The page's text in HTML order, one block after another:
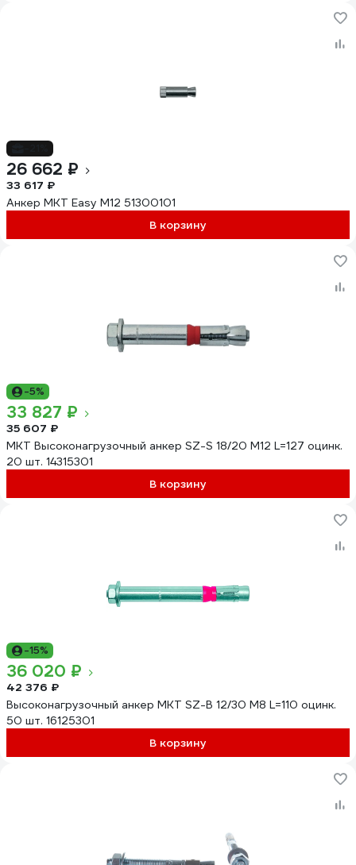
26 662 ₽
33 617 ₽
Aнкер MKT Easy M12 51300101
В корзину
-5%
33 827 ₽
35 607 ₽
MKT Высоконагрузочный анкер SZ-S 18/20 М12 L=127 оцинк.
20 шт. 14315301
В корзину
-15%
36 020 ₽
42 376 ₽
Высоконагрузочный анкер MKT SZ-B 12/30 М8 L=110 оцинк.
50 шт. 16125301
В корзину